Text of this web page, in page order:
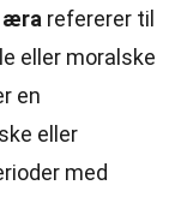
æra refererer til
eller moralske
en
eller
med